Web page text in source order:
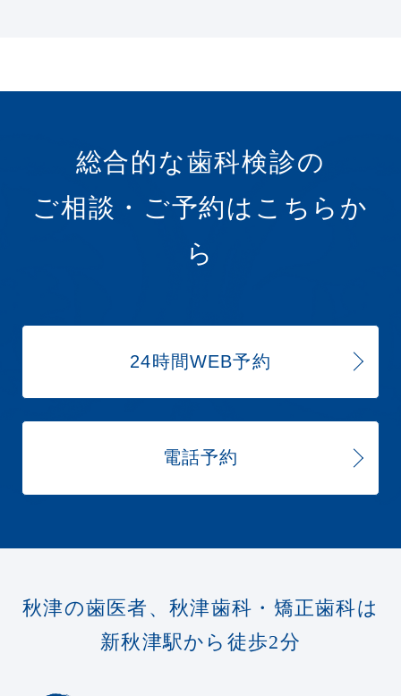
総合的な歯科検診の
ご相談・ご予約はこちらか
ら
24時間WEB予約
電話予約
秋津の歯医者、秋津歯科・矯正歯科は
新秋津駅から徒歩2分